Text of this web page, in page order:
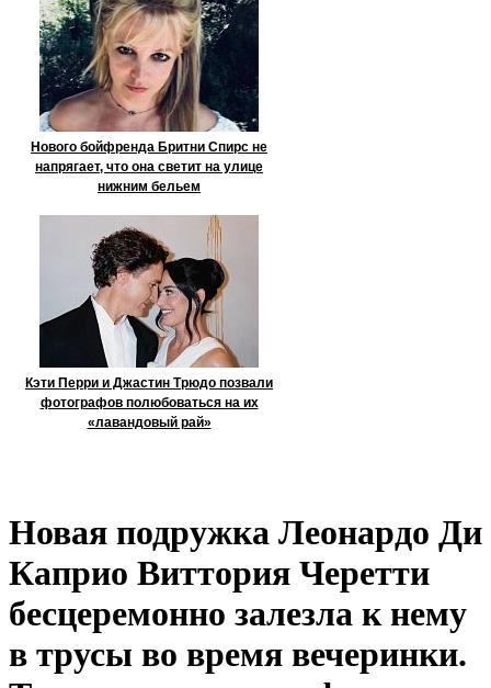
Нового бойфренда Бритни Спирс не
напрягает, что она светит на улице
нижним бельем
Кэти Перри и Джастин Трюдо позвали
фотографов полюбоваться на их
«лавандовый рай»
Новая подружка Леонардо Ди
Каприо Виттория Черетти
бесцеремонно залезла к нему
в трусы во время вечеринки.